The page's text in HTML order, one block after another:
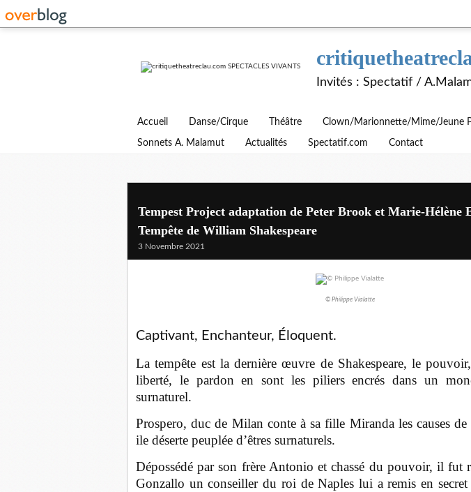
Invités : Spectatif /
Accueil Danse/Cirque Théâtre Clown/Marionnette/Mime/Jeune
Sonnets A. Malamut Actualités Spectatif.com Contact
Tempest Project adaptation de Peter Brook et Marie-Hélène
Tempête de William Shakespeare
3 Novembre 2021
© Philippe Vialatte
Captivant, Enchanteur, Éloquent.
La tempête est la dernière œuvre de Shakespeare, le
liberté, le pardon en sont les piliers encrés dans un
surnaturel.
Prospero, duc de Milan conte à sa fille Miranda les causes
ile déserte peuplée d’êtres surnaturels.
Dépossédé par son frère Antonio et chassé du pouvoir, il fut
Gonzallo un conseiller du roi de Naples lui a remis en